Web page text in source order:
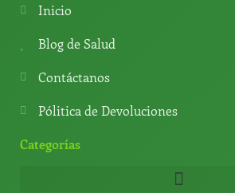
p
Inicio
Blog de Salud
Contáctanos
Pólitica de Devoluciones
Categorías